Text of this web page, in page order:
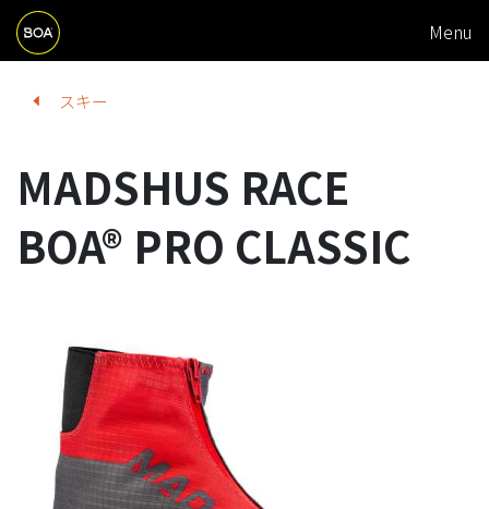
Skip to main content
A
N
A
V
I
N
Menu
Begin main content
スキー
MADSHUS RACE
BOA® PRO CLASSIC